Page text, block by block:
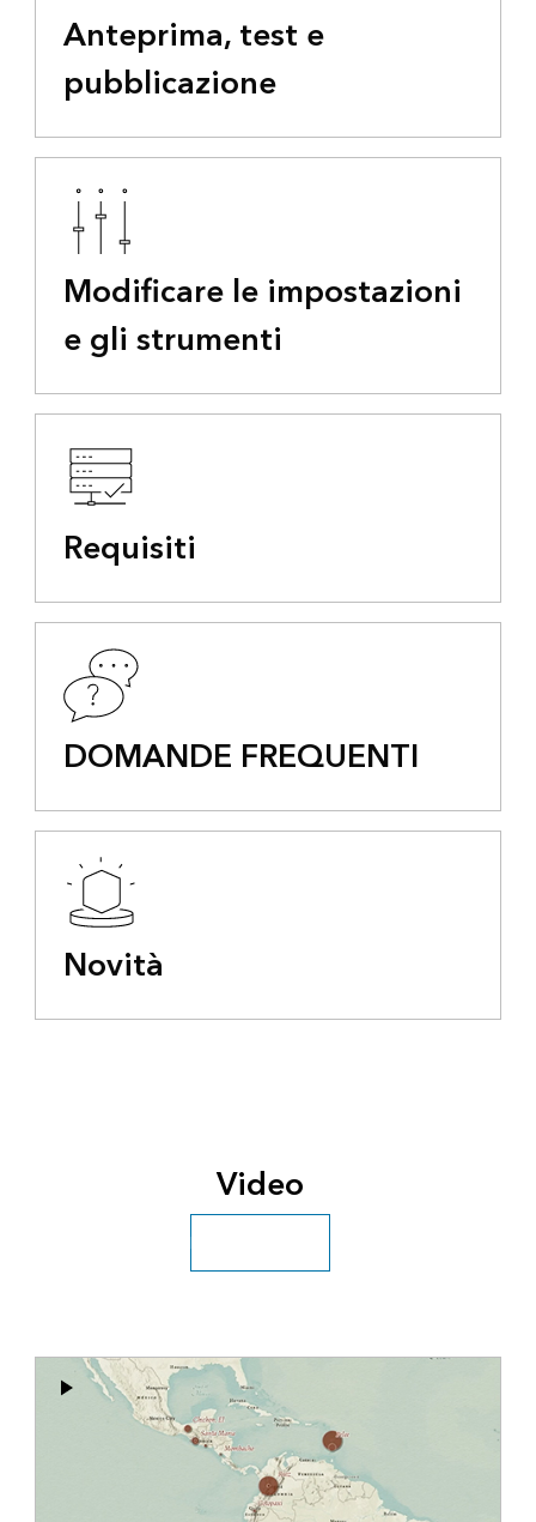
Anteprima, test e
pubblicazione
Modificare le impostazioni
e gli strumenti
Requisiti
DOMANDE FREQUENTI
Novità
Video
Esplora altri video